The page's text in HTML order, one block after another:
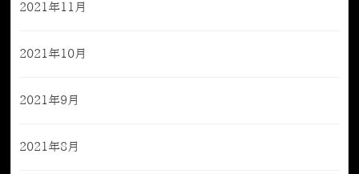
2021年11月
2021年10月
2021年9月
2021年8月